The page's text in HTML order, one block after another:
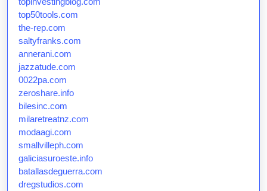
top50tools.com
the-rep.com
saltyfranks.com
annerani.com
jazzatude.com
0022pa.com
zeroshare.info
bilesinc.com
milaretreatnz.com
modaagi.com
smallvilleph.com
galiciasuroeste.info
batallasdeguerra.com
dregstudios.com